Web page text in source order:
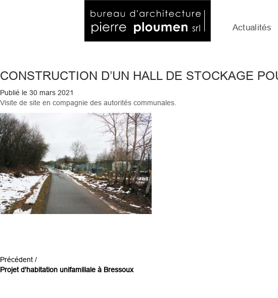
Actualités
CONSTRUCTION D’UN HALL DE STOCKAGE
Publié le 30 mars 2021
Visite de site en compagnie des autorités communales.
Précédent /
Projet d'habitation unifamiliale à Bressoux